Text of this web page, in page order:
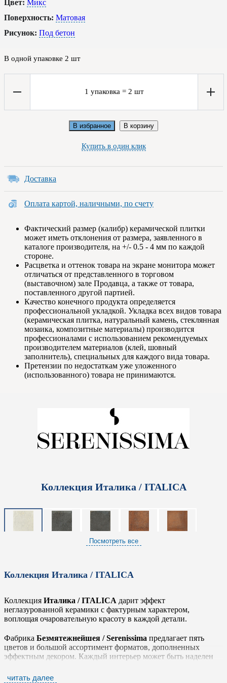
Цвет: Микс
Поверхность: Матовая
Рисунок: Под бетон
В одной упаковке 2 шт
1 упаковка = 2 шт
В избранное В корзину
Купить в один клик
Доставка
Оплата картой, наличными, по счету
Фактический размер (калибр) керамической плитки
может иметь отклонения от размера, заявленного в
каталоге производителя, на +/- 0.5 - 4 мм по каждой
стороне.
Расцветка и оттенок товара на экране монитора может
отличаться от представленного в торговом
(выставочном) зале Продавца, а также от товара,
поставленного другой партией.
Качество конечного продукта определяется
профессиональной укладкой. Укладка всех видов товара
(керамическая плитка, натуральный камень, стеклянная
мозаика, композитные материалы) производится
профессионалами с использованием рекомендуемых
производителем материалов (клей, шовный
заполнитель), специальных для каждого вида товара.
Претензии по недостаткам уже уложенного
(использованного) товара не принимаются.
Коллекция Италика / ITALICA
Посмотреть все
Коллекция Италика / ITALICA
Коллекция Италика / ITALICA дарит эффект
неглазурованной керамики с фактурным характером,
воплощая очаровательную красоту в каждой детали.
Фабрика Безмятежнейшея / Serenissima предлагает пять
цветов и большой ассортимент форматов, дополненных
эффектным декором. Каждый интерьер может быть наделен
благодаря богатой палитре коллекции: от глубоких земляных
читать далее